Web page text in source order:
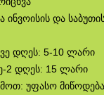
ინვოისის და
დღეს: 5-10 ლარი
2 დღეს: 15 ლარი
უფასო